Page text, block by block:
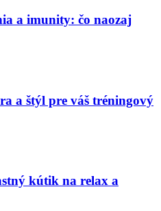
a imunity: čo naozaj
a štýl pre váš tréningový
kútik na relax a